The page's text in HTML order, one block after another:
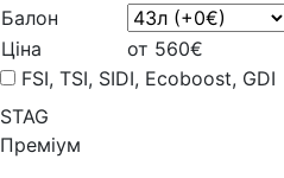
Балон
Ціна
от 560€
FSI, TSI, SIDI, Ecoboost, GDI
STAG
Преміум